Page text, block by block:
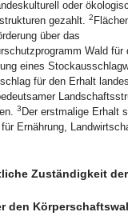
oder
gezahlt. 2
über das
Wald für
eines
für den Erhalt
3 Der erstmalige Erhalt
Ernährung,
Zuständigkeit
den